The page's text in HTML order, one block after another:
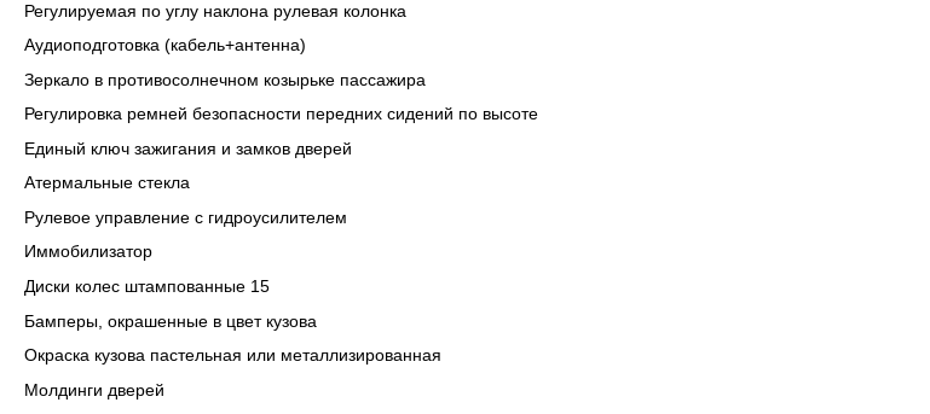
Регулируемая по углу наклона рулевая колонка
Аудиоподготовка (кабель+антенна)
Зеркало в противосолнечном козырьке пассажира
Регулировка ремней безопасности передних сидений по высоте
Единый ключ зажигания и замков дверей
Атермальные стекла
Рулевое управление с гидроусилителем
Иммобилизатор
Диски колес штампованные 15
Бамперы, окрашенные в цвет кузова
Окраска кузова пастельная или металлизированная
Молдинги дверей